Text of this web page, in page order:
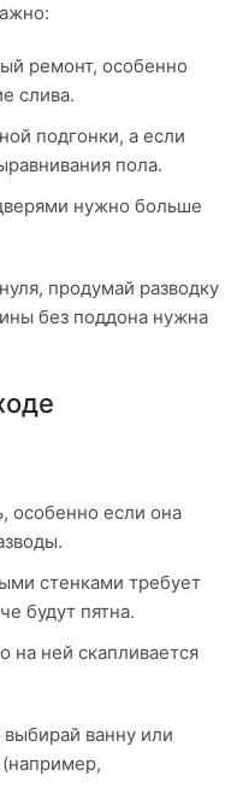
ремонт, особенно
слива.
подгонки, а если
пола.
нужно больше
продумай разводку
без поддона нужна
особенно если она
стенками требует
будут пятна.
на ней скапливается
ванну или